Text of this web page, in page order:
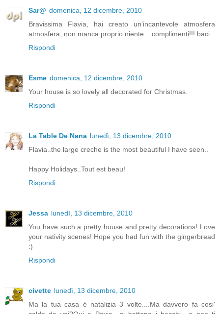
Sar@ domenica, 12 dicembre, 2010
Bravissima Flavia, hai creato un'incantevole atmosfera
atmosfera, non manca proprio niente... complimenti!!! baci
Rispondi
Esme domenica, 12 dicembre, 2010
Your house is so lovely all decorated for Christmas.
Rispondi
La Table De Nana lunedì, 13 dicembre, 2010
Flavia..the large creche is the most beautiful I have seen..
Happy Holidays..Tout est beau!
Rispondi
Jessa lunedì, 13 dicembre, 2010
You have such a pretty house and pretty decorations! Love
your nativity scenes! Hope you had fun with the gingerbread
:)
Rispondi
civette lunedì, 13 dicembre, 2010
Ma la tua casa é natalizia 3 volte....Ma davvero fa cosi'